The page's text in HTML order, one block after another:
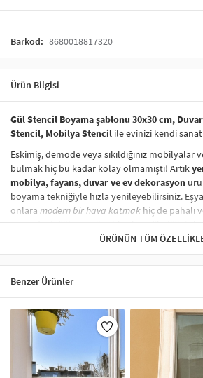
Barkod: 8680018817320
Ürün Bilgisi
Gül Stencil Boyama şablonu 30x30 cm,
Stencil, Mobilya Stencil ile evinizi kendi
Eskimiş, demode veya sıkıldığınız mobilyalar
bulmak hiç bu kadar kolay olmamıştı! Artık
mobilya, fayans, duvar ve ev dekorasyon
boyama tekniğiyle hızla yenileyebilirsiniz.
onlara modern bir hava katmak hiç de pahalı
zorunda değil! Stencil şablonları, dilediğiniz
desen uygulamanızısağlar ve
kumaşlarınızın görünümünü anında
Çocuğunuzun dolabına, mutfak fayanslarına,
kumaşlara bile bant yardımıyla sabitleyip,
boyama yapabilirsiniz. Evinizi,kişisel
boyama seti ile yaratıcı projeler
dekorasyonu
sevenler için stencil, kolayca
ve etkili bir aktivitedir.
Stencil Boyamatekniği, her türlü yüzeyde
ÜRÜNÜN TÜM
Benzer Ürünler